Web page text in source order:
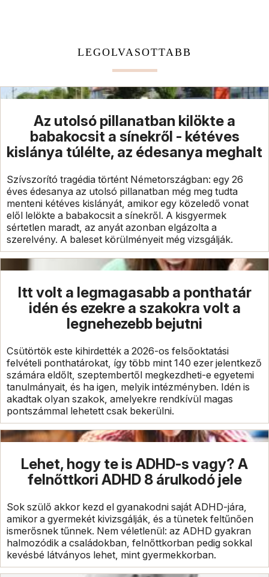
LEGOLVASOTTABB
Az utolsó pillanatban kilökte a
babakocsit a sínekről - kétéves
kislánya túlélte, az édesanya meghalt
Szívszorító tragédia történt Németországban: egy 26
éves édesanya az utolsó pillanatban még meg tudta
menteni kétéves kislányát, amikor egy közeledő vonat
elől lelökte a babakocsit a sínekről. A kisgyermek
sértetlen maradt, az anyát azonban elgázolta a
szerelvény. A baleset körülményeit még vizsgálják.
Itt volt a legmagasabb a ponthatár
idén és ezekre a szakokra volt a
legnehezebb bejutni
Csütörtök este kihirdették a 2026-os felsőoktatási
felvételi ponthatárokat, így több mint 140 ezer jelentkező
számára eldőlt, szeptembertől megkezdheti-e egyetemi
tanulmányait, és ha igen, melyik intézményben. Idén is
akadtak olyan szakok, amelyekre rendkívül magas
pontszámmal lehetett csak bekerülni.
Lehet, hogy te is ADHD-s vagy? A
felnőttkori ADHD 8 árulkodó jele
Sok szülő akkor kezd el gyanakodni saját ADHD-jára,
amikor a gyermekét kivizsgálják, és a tünetek feltűnően
ismerősnek tűnnek. Nem véletlenül: az ADHD gyakran
halmozódik a családokban, felnőttkorban pedig sokkal
kevésbé látványos lehet, mint gyermekkorban.